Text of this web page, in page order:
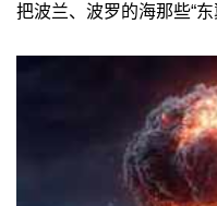
把波兰、波罗的海那些“东